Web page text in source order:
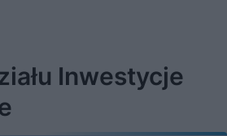
Inwestycje